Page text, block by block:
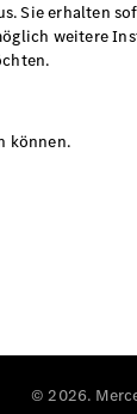
Sie erhalten
weitere
können.
© 2026.